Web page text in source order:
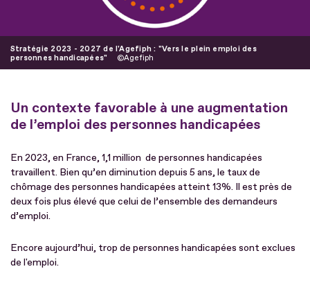
Stratégie 2023 - 2027 de l'Agefiph : "Vers le plein emploi des
personnes handicapées"
Agefiph
Un contexte favorable à une augmentation
de l’emploi des personnes handicapées
En 2023, en France, 1,1 million de personnes handicapées
travaillent. Bien qu’en diminution depuis 5 ans, le taux de
chômage des personnes handicapées atteint 13%. Il est près de
deux fois plus élevé que celui de l’ensemble des demandeurs
d’emploi.
Encore aujourd’hui, trop de personnes handicapées sont exclues
de l'emploi.